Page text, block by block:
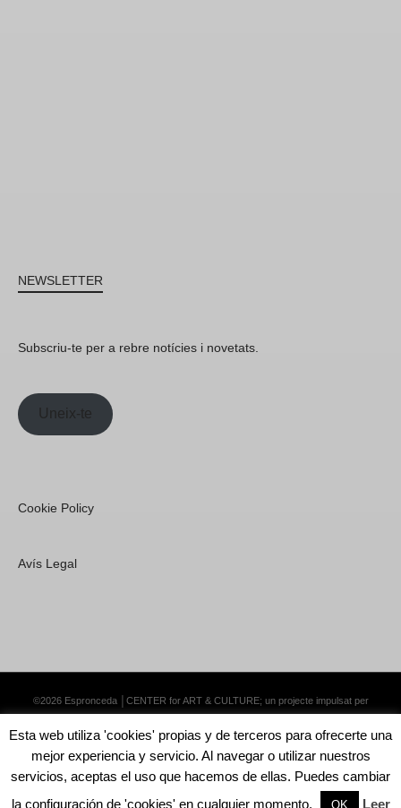
NEWSLETTER
Subscriu-te per a rebre notícies i novetats.
Uneix-te
Cookie Policy
Avís Legal
©2026 Espronceda │CENTER for ART & CULTURE; un projecte impulsat per
Esta web utiliza 'cookies' propias y de terceros para ofrecerte una
mejor experiencia y servicio. Al navegar o utilizar nuestros
servicios, aceptas el uso que hacemos de ellas. Puedes cambiar
la configuración de 'cookies' en cualquier momento.
OK Leer
English Català Español